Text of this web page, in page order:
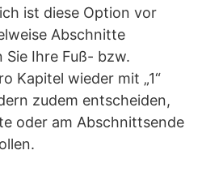
ist diese Option vor
Abschnitte
Ihre Fuß- bzw.
Kapitel wieder mit „1“
zudem entscheiden,
oder am Abschnittsende